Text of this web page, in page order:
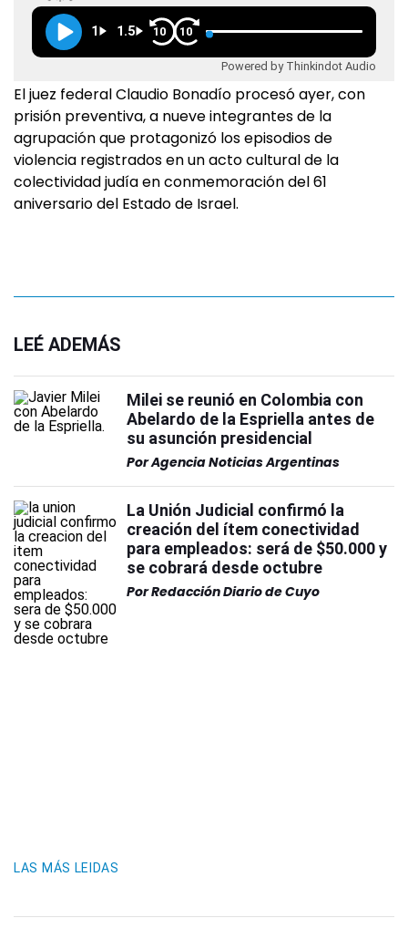
1 1.5 10 10
Powered by Thinkindot Audio
El juez federal Claudio Bonadío procesó ayer, con
prisión preventiva, a nueve integrantes de la
agrupación que protagonizó los episodios de
violencia registrados en un acto cultural de la
colectividad judía en conmemoración del 61
aniversario del Estado de Israel.
LEÉ ADEMÁS
Milei se reunió en Colombia con
Abelardo de la Espriella antes de
su asunción presidencial
PorAgencia Noticias Argentinas
La Unión Judicial confirmó la
creación del ítem conectividad
para empleados: será de $50.000 y
se cobrará desde octubre
PorRedacción Diario de Cuyo
LAS MÁS LEIDAS